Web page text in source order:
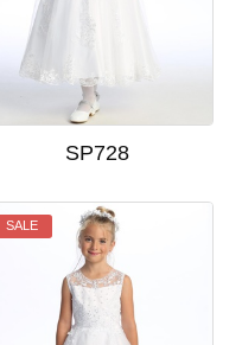
SP728
SALE